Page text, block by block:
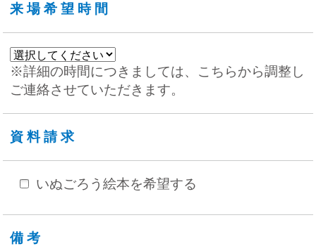
来場希望時間
※詳細の時間につきましては、こちらから調整し
ご連絡させていただきます。
資料請求
いぬごろう絵本を希望する
備考